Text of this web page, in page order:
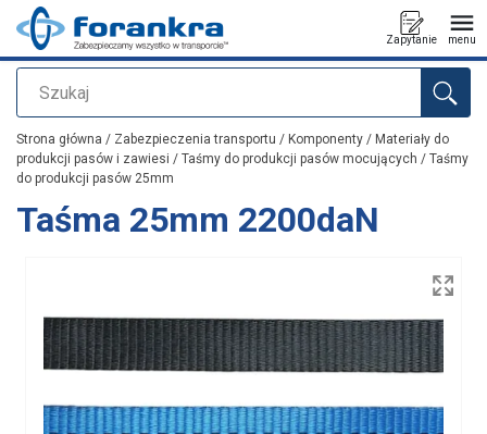
Szukaj
Zapytanie menu
Dodano do zapytania
Strona główna / Zabezpieczenia transportu / Komponenty / Materiały do
produkcji pasów i zawiesi / Taśmy do produkcji pasów mocujących / Taśmy
do produkcji pasów 25mm
Taśma 25mm 2200daN